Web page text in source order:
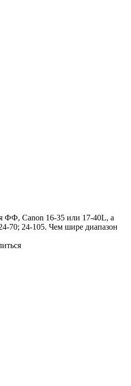
ФФ, Canon 16-35 или 17-40L, а
70; 24-105. Чем шире диапазон